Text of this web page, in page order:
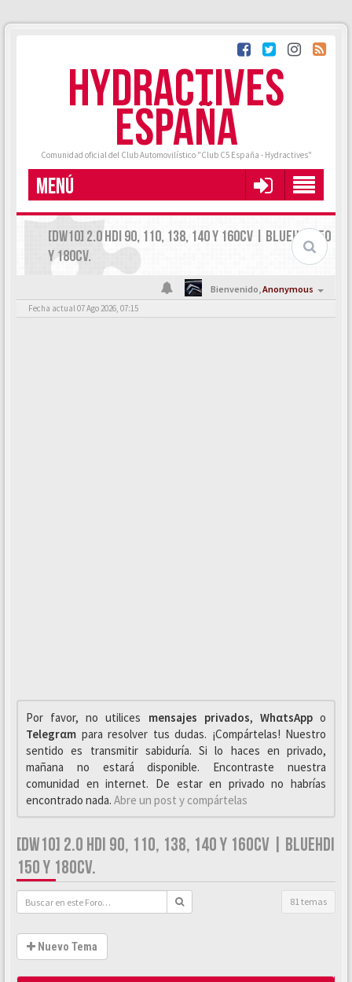
HYDRACTIVES
ESPAÑA
Comunidad oficial del Club Automovilístico "Club C5 España - Hydractives"
MENÚ
[DW10] 2.0 HDI 90, 110, 138, 140 Y 160CV | BLUEHDI 150
Y 180CV.
Bienvenido,Anonymous
Fecha actual 07 Ago 2026, 07:15
Por favor, no utilices mensajes privados, WhαtsAppo
Telegrαm para resolver tus dudas. ¡Compártelas! Nuestro
sentido es transmitir sabiduría. Si lo haces en privado,
mañana no estará disponible. Encontraste nuestra
comunidad en internet. De estar en privado no habrías
encontrado nada. Abre un post y compártelas
[DW10] 2.0 HDI 90, 110, 138, 140 Y 160CV | BLUEHDI
150 Y 180CV.
81 temas
Nuevo Tema